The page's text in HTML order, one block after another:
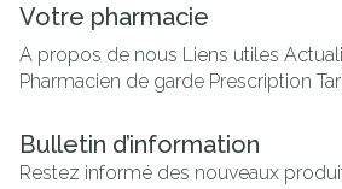
Votre pharmacie
A propos de nous Liens utiles
Pharmacien de garde Prescription
Bulletin d’information
Restez informé des nouveaux